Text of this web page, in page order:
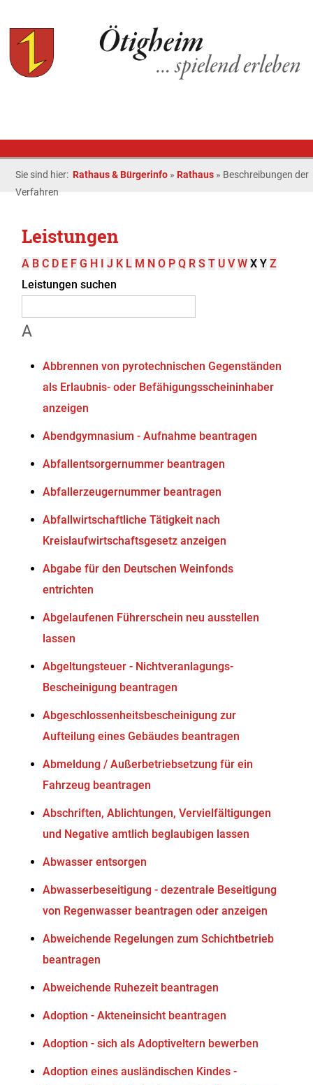
Sie sind hier: Rathaus & Bürgerinfo » Rathaus » Beschreibungen der
Verfahren
Leistungen
A B C D E F G H I J K L M N O P Q R S T U V W X Y Z
Leistungen suchen
A
Abbrennen von pyrotechnischen Gegenständen
als Erlaubnis- oder Befähigungsscheininhaber
anzeigen
Abendgymnasium - Aufnahme beantragen
Abfallentsorgernummer beantragen
Abfallerzeugernummer beantragen
Abfallwirtschaftliche Tätigkeit nach
Kreislaufwirtschaftsgesetz anzeigen
Abgabe für den Deutschen Weinfonds
entrichten
Abgelaufenen Führerschein neu ausstellen
lassen
Abgeltungsteuer - Nichtveranlagungs-
Bescheinigung beantragen
Abgeschlossenheitsbescheinigung zur
Aufteilung eines Gebäudes beantragen
Abmeldung / Außerbetriebsetzung für ein
Fahrzeug beantragen
Abschriften, Ablichtungen, Vervielfältigungen
und Negative amtlich beglaubigen lassen
Abwasser entsorgen
Abwasserbeseitigung - dezentrale Beseitigung
von Regenwasser beantragen oder anzeigen
Abweichende Regelungen zum Schichtbetrieb
beantragen
Abweichende Ruhezeit beantragen
Adoption - Akteneinsicht beantragen
Adoption - sich als Adoptiveltern bewerben
Adoption eines ausländischen Kindes -